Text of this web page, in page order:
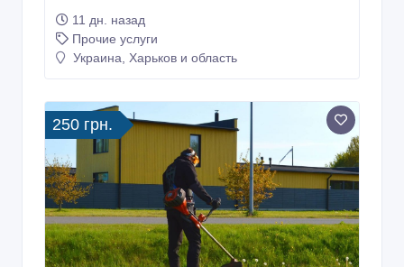
11 дн. назад
Прочие услуги
Украина, Харьков и область
250 грн.